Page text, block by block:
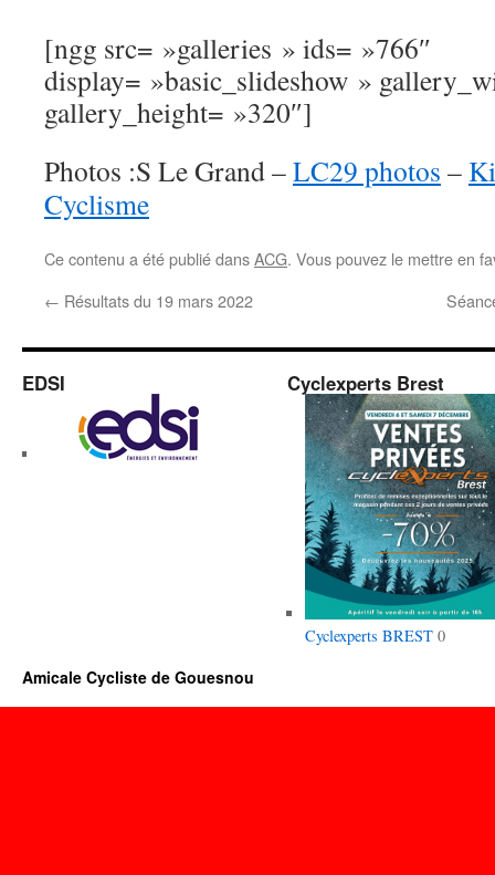
[ngg src= »galleries » ids= »766″
display= »basic_slideshow »
gallery_height= »320″]
Photos :S Le Grand –LC29 photos –
Cyclisme
Ce contenu a été publié dansACG. Vous pouvez le mettre en
← Résultats du 19 mars 2022
EDSI Cyclexperts Brest
Cyclexperts BREST0
Amicale Cycliste de Gouesnou